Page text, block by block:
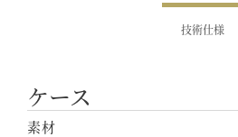
技術仕様
ケース
素材